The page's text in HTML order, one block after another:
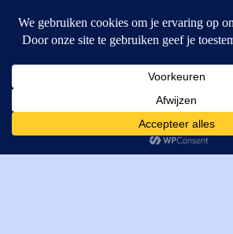
4462GE, Goes
T: +31 (0) 111-484438
M:parts@mitechniek.nl
VAT: NL862802295B01
Cookies helpen ons bij het leveren van onze
gebruik te maken van onze diensten, gaat u
gebruik van cookies.